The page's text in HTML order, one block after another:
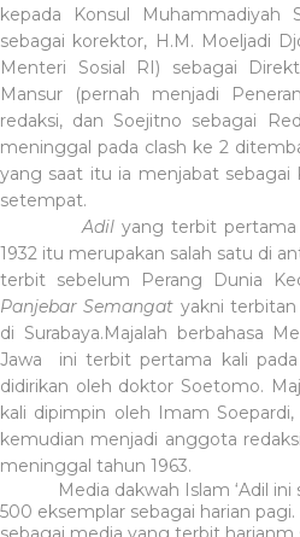
kepada Konsul Muhammadiyah
sebagai korektor, H.M. Moeljadi
Menteri Sosial RI) sebagai
Mansur (pernah menjadi
redaksi, dan Soejitno sebagai
meninggal pada clash ke 2
yang saat itu ia menjabat sebagai
setempat.
Adil yang terbit pertama
1932 itu merupakan salah satu di
terbit sebelum Perang Dunia
Panjebar Semangat yakni
di Surabaya.Majalah berbahasa
Jawa
ini terbit pertama kali
didirikan oleh doktor Soetomo.
kali dipimpin oleh Imam
kemudian menjadi anggota
meninggal tahun 1963.
Media dakwah Islam ‘Adil
500 eksemplar sebagai harian